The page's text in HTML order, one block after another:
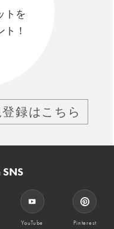
トを
！
録はこちら
YouTube Pinterest